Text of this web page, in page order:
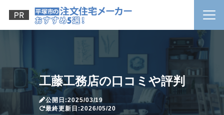
工藤工務店の口コミや評判
公開日:2025/03/19
最終更新日:2026/05/20